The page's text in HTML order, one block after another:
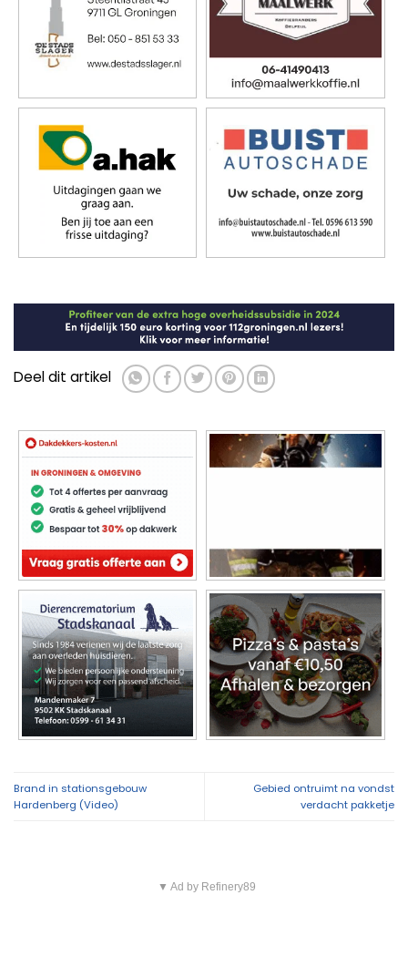
Deel dit artikel
Brand in stationsgebouw
Hardenberg (Video)
Gebied ontruimt na vondst
verdacht pakketje
▼ Ad by Refinery89